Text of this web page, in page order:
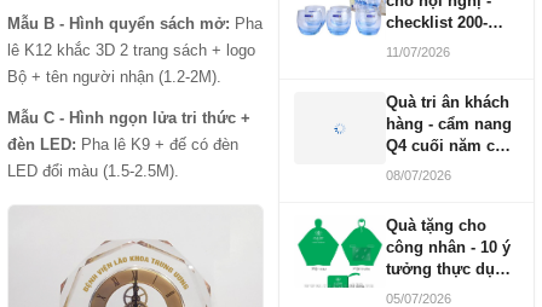
Mẫu B - Hình quyển sách mở: Pha
lê K12 khắc 3D 2 trang sách + logo
Bộ + tên người nhận (1.2-2M).
Mẫu C - Hình ngọn lửa tri thức +
đèn LED: Pha lê K9 + đế có đèn
LED đổi màu (1.5-2.5M).
checklist 200-
1000 người
11/07/2026
Quà tri ân khách
hàng - cẩm nang
Q4 cuối năm cho
doanh nghiệp
08/07/2026
Quà tặng cho
công nhân - 10 ý
tưởng thực dụng
ngân sách 100-
05/07/2026